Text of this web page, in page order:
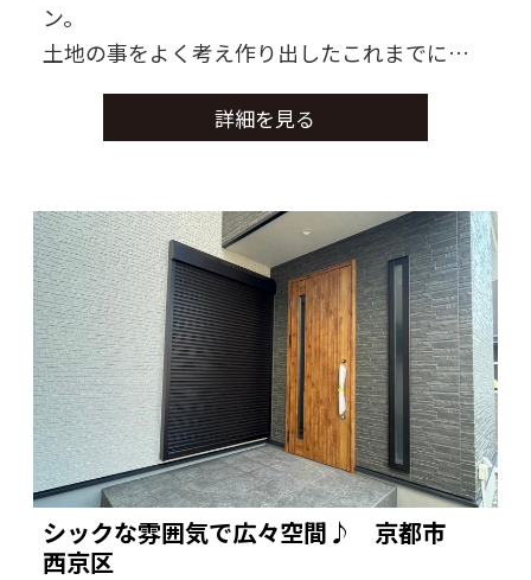
ン。
土地の事をよく考え作り出したこれまでにな
いお家♪
詳細を見る
シックな雰囲気で広々空間♪ 京都市
西京区